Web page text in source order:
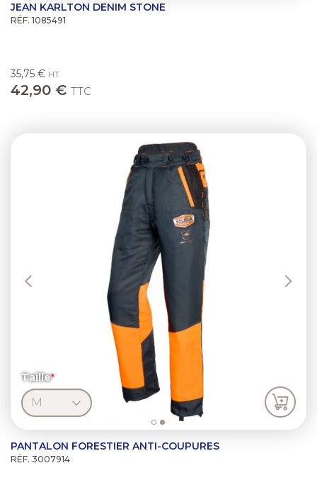
JEAN KARLTON DENIM STONE
RÉF. 1085491
35,75 € HT
42,90 € TTC
Taille
PANTALON FORESTIER ANTI-COUPURES
RÉF. 3007914